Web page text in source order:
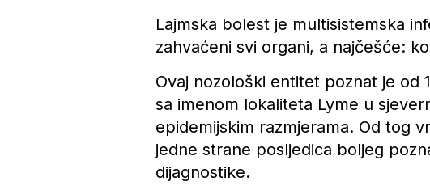
Lajmska bolest je multisistemska
zahvaćeni svi organi, a najčešće:
Ovaj nozološki entitet poznat je od
sa imenom lokaliteta Lyme u
epidemijskim razmjerama. Od tog
jedne strane posljedica boljeg
dijagnostike.